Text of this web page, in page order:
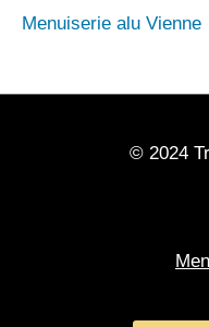
Menuiserie alu Vienne
© 2024